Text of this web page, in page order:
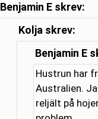
Benjamin E skrev:
Kolja skrev:
Benjamin E
Hustrun har
Australien.
reljält på